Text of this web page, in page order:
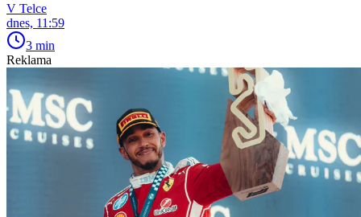
V Telce
dnes, 11:59
3 min
Reklama